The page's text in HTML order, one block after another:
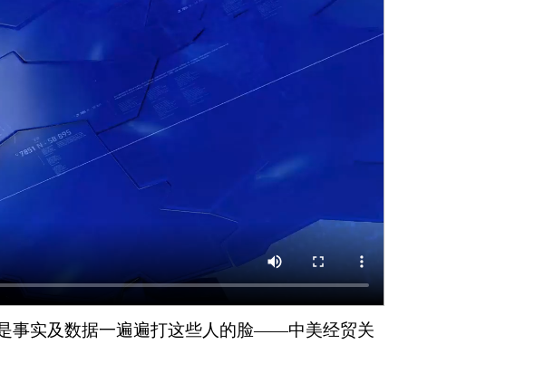
事实及数据一遍遍打这些人的脸——中美经贸关